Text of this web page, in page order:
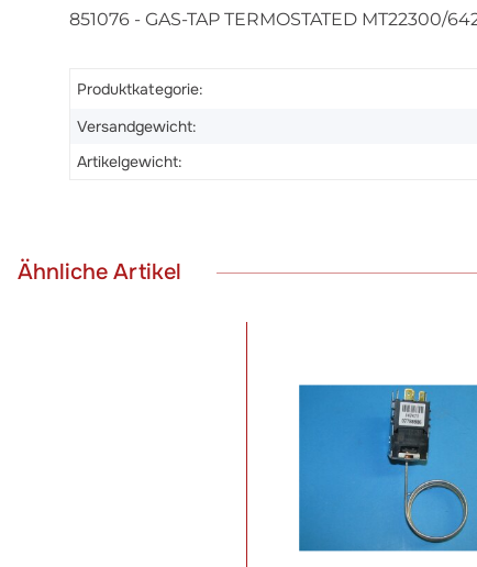
851076 - GAS-TAP TERMOSTATED MT22300/
Produktkategorie:
Versandgewicht:
Artikelgewicht:
Ähnliche Artikel